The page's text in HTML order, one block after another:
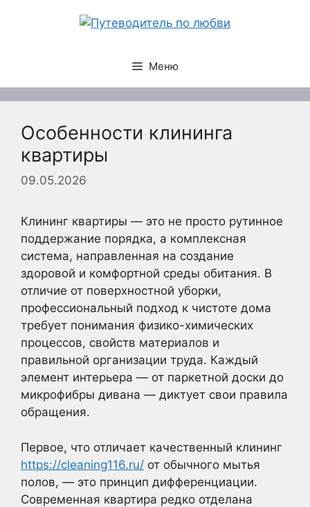
Меню
Особенности клининга
квартиры
09.05.2026
Клининг квартиры — это не просто рутинное
поддержание порядка, а комплексная
система, направленная на создание
здоровой и комфортной среды обитания. В
отличие от поверхностной уборки,
профессиональный подход к чистоте дома
требует понимания физико-химических
процессов, свойств материалов и
правильной организации труда. Каждый
элемент интерьера — от паркетной доски до
микрофибры дивана — диктует свои правила
обращения.
Первое, что отличает качественный клининг
https://cleaning116.ru/ от обычного мытья
полов, — это принцип дифференциации.
Современная квартира редко отделана